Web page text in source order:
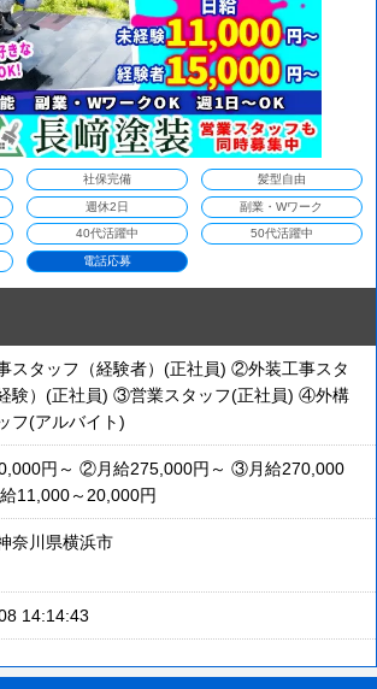
社保完備 髪型自由
週休2日 副業・Wワーク
40代活躍中 50代活躍中
電話応募
スタッフ（経験者）(正社員) ②外装工事スタ
験）(正社員) ③営業スタッフ(正社員) ④外構
フ(アルバイト)
円～ ②月給275,000円～ ③月給270,000
11,000～20,000円
川県横浜市
14:14:43